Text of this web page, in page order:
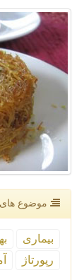
موضوع های
بیماری
رپورتاژ